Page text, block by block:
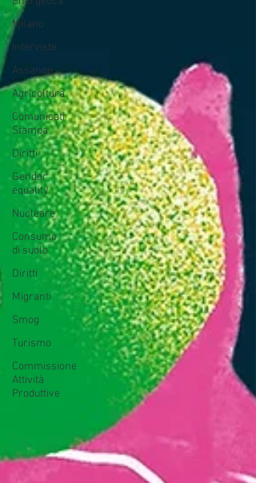
Milano
Interviste
Assange
Agricoltura
Comunicati
Stampa
Diritti
Gender
equality
Nucleare
Consumo
di suolo
Diritti
Migranti
Smog
Turismo
Commissione
Attività
Produttive